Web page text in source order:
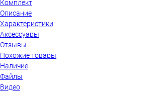
Комплект
Описание
Характеристики
Аксессуары
Отзывы
Похожие товары
Наличие
Файлы
Видео